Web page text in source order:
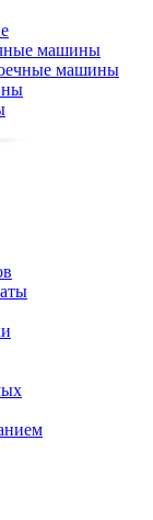
машины
машины